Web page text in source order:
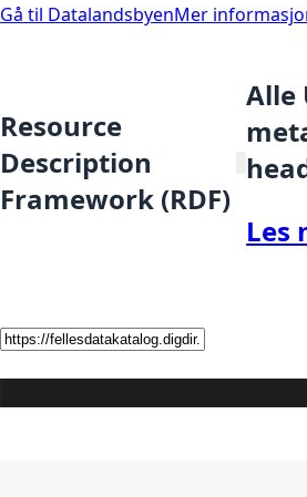
Gå til DatalandsbyenMer
Resource
Description
Framework (RDF)
Alle
Les